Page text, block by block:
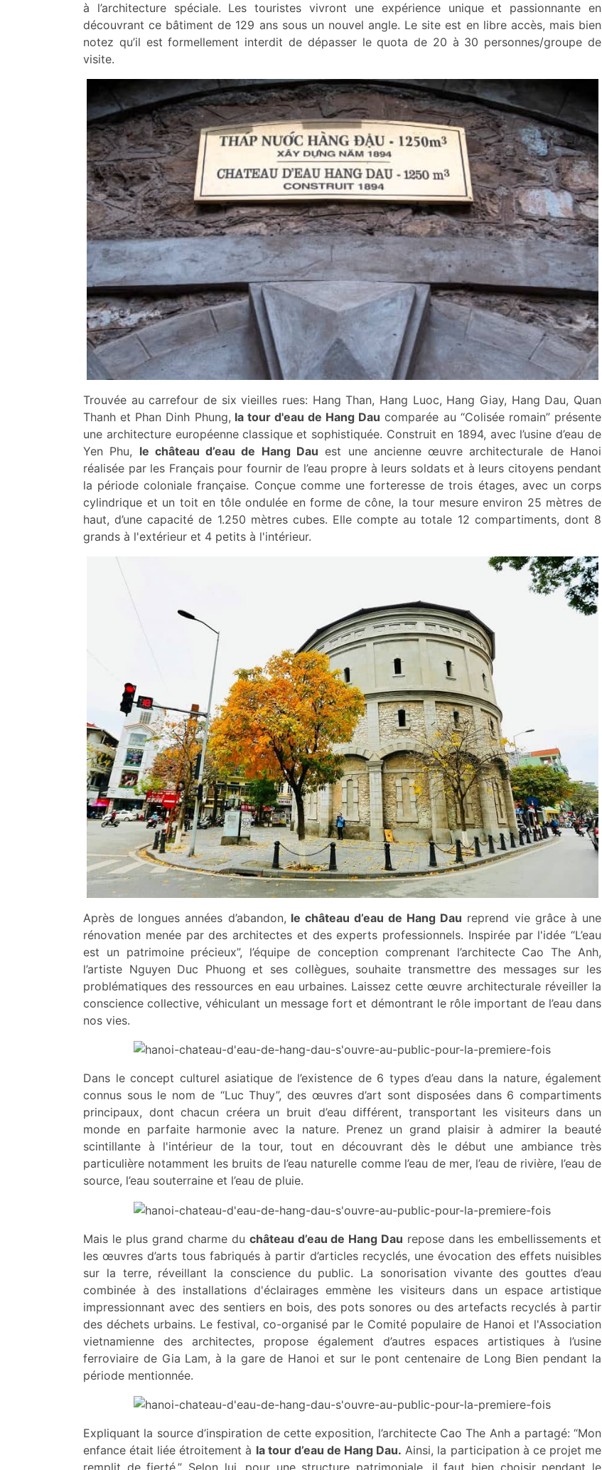
à l’architecture spéciale. Les touristes vivront une expérience unique et passionnante en
découvrant ce bâtiment de 129 ans sous un nouvel angle. Le site est en libre accès, mais bien
notez qu’il est formellement interdit de dépasser le quota de 20 à 30 personnes/groupe de
visite.
Trouvée au carrefour de six vieilles rues: Hang Than, Hang Luoc, Hang Giay, Hang Dau, Quan
Thanh et Phan Dinh Phung, la tour d'eau de Hang Dau comparée au “Colisée romain” présente
une architecture européenne classique et sophistiquée. Construit en 1894, avec l’usine d’eau de
Yen Phu, le château d’eau de Hang Dau est une ancienne œuvre architecturale de Hanoi
réalisée par les Français pour fournir de l’eau propre à leurs soldats et à leurs citoyens pendant
la période coloniale française. Conçue comme une forteresse de trois étages, avec un corps
cylindrique et un toit en tôle ondulée en forme de cône, la tour mesure environ 25 mètres de
haut, d’une capacité de 1.250 mètres cubes. Elle compte au totale 12 compartiments, dont 8
grands à l'extérieur et 4 petits à l'intérieur.
Après de longues années d’abandon, le château d’eau de Hang Dau reprend vie grâce à une
rénovation menée par des architectes et des experts professionnels. Inspirée par l'idée “L’eau
est un patrimoine précieux”, l’équipe de conception comprenant l’architecte Cao The Anh,
l’artiste Nguyen Duc Phuong et ses collègues, souhaite transmettre des messages sur les
problématiques des ressources en eau urbaines. Laissez cette œuvre architecturale réveiller la
conscience collective, véhiculant un message fort et démontrant le rôle important de l’eau dans
nos vies.
Dans le concept culturel asiatique de l’existence de 6 types d’eau dans la nature, également
connus sous le nom de “Luc Thuy”, des œuvres d’art sont disposées dans 6 compartiments
principaux, dont chacun créera un bruit d’eau différent, transportant les visiteurs dans un
monde en parfaite harmonie avec la nature. Prenez un grand plaisir à admirer la beauté
scintillante à l'intérieur de la tour, tout en découvrant dès le début une ambiance très
particulière notamment les bruits de l’eau naturelle comme l’eau de mer, l’eau de rivière, l’eau de
source, l’eau souterraine et l’eau de pluie.
Mais le plus grand charme du château d’eau de Hang Dau repose dans les embellissements et
les œuvres d’arts tous fabriqués à partir d’articles recyclés, une évocation des effets nuisibles
sur la terre, réveillant la conscience du public. La sonorisation vivante des gouttes d’eau
combinée à des installations d'éclairages emmène les visiteurs dans un espace artistique
impressionnant avec des sentiers en bois, des pots sonores ou des artefacts recyclés à partir
des déchets urbains. Le festival, co-organisé par le Comité populaire de Hanoi et l'Association
vietnamienne des architectes, propose également d’autres espaces artistiques à l’usine
ferroviaire de Gia Lam, à la gare de Hanoi et sur le pont centenaire de Long Bien pendant la
période mentionnée.
Expliquant la source d’inspiration de cette exposition, l’architecte Cao The Anh a partagé: “Mon
enfance était liée étroitement à la tour d’eau de Hang Dau. Ainsi, la participation à ce projet me